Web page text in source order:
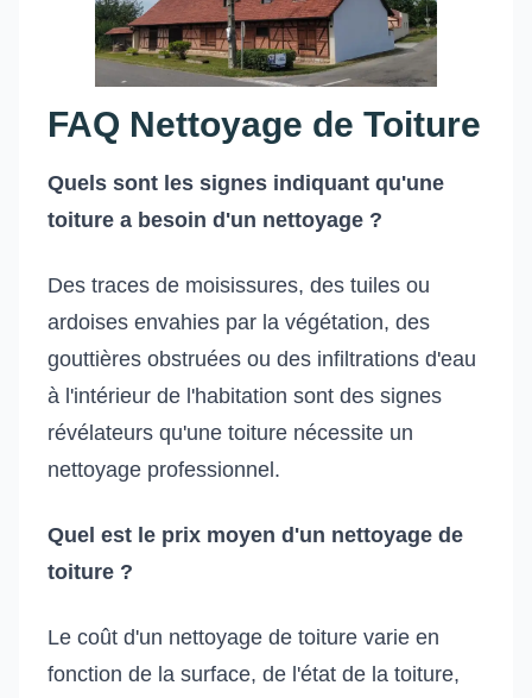
FAQ Nettoyage de Toiture
Quels sont les signes indiquant qu'une
toiture a besoin d'un nettoyage ?
Des traces de moisissures, des tuiles ou
ardoises envahies par la végétation, des
gouttières obstruées ou des infiltrations d'eau
à l'intérieur de l'habitation sont des signes
révélateurs qu'une toiture nécessite un
nettoyage professionnel.
Quel est le prix moyen d'un nettoyage de
toiture ?
Le coût d'un nettoyage de toiture varie en
fonction de la surface, de l'état de la toiture,